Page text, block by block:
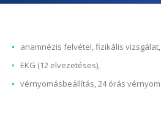
anamnézis felvétel, fizikális
EKG (12 elvezetéses),
vérnyomásbeállítás, 24 órás